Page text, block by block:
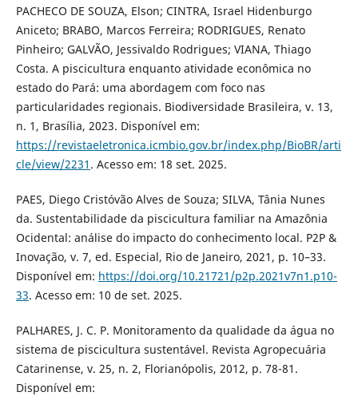
PACHECO DE SOUZA, Elson; CINTRA, Israel Hidenburgo
Aniceto; BRABO, Marcos Ferreira; RODRIGUES, Renato
Pinheiro; GALVÃO, Jessivaldo Rodrigues; VIANA, Thiago
Costa. A piscicultura enquanto atividade econômica no
estado do Pará: uma abordagem com foco nas
particularidades regionais. Biodiversidade Brasileira, v. 13,
n. 1, Brasília, 2023. Disponível em:
https://revistaeletronica.icmbio.gov.br/index.php/BioBR/arti
cle/view/2231 . Acesso em: 18 set. 2025.
PAES, Diego Cristóvão Alves de Souza; SILVA, Tânia Nunes
da. Sustentabilidade da piscicultura familiar na Amazônia
Ocidental: análise do impacto do conhecimento local. P2P &
Inovação, v. 7, ed. Especial, Rio de Janeiro, 2021, p. 10–33.
Disponível em: https://doi.org/10.21721/p2p.2021v7n1.p10-
33. Acesso em: 10 de set. 2025.
PALHARES, J. C. P. Monitoramento da qualidade da água no
sistema de piscicultura sustentável. Revista Agropecuária
Catarinense, v. 25, n. 2, Florianópolis, 2012, p. 78-81.
Disponível em: